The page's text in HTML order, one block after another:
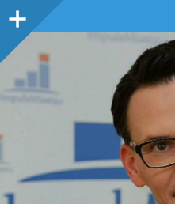
Panel